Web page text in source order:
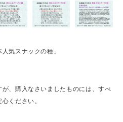
気スナックの種」
、購入なさいましたものには、すべ
ください。